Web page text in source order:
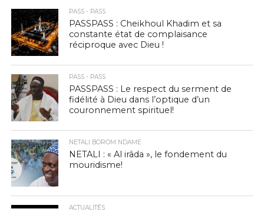
PASS - PASS
PASSPASS : Cheikhoul Khadim et sa
constante état de complaisance
réciproque avec Dieu !
PASS - PASS
PASSPASS : Le respect du serment de
fidélité à Dieu dans l’optique d’un
couronnement spirituel!
NETALI BOROM NDAME
NETALI : « Al irâda », le fondement du
mouridisme!
ACTUALITÉS